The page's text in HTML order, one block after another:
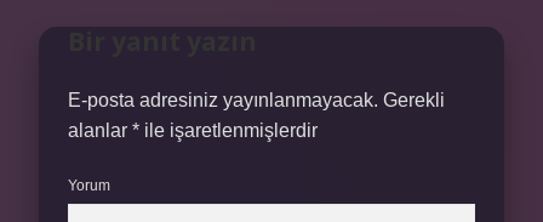
E-posta adresiniz yayınlanmayacak. Gerekli
alanlar * ile işaretlenmişlerdir
Yorum